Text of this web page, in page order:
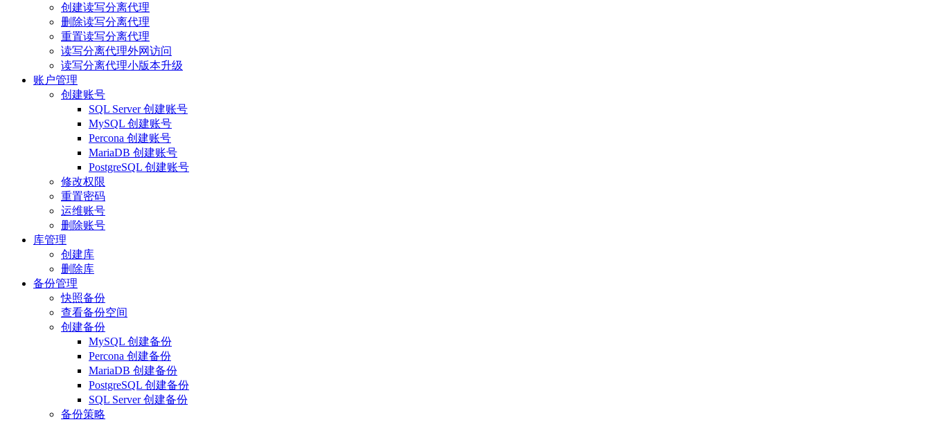
创建读写分离代理
删除读写分离代理
重置读写分离代理
读写分离代理外网访问
读写分离代理小版本升级
账户管理
创建账号
SQL Server 创建账号
MySQL 创建账号
Percona 创建账号
MariaDB 创建账号
PostgreSQL 创建账号
修改权限
重置密码
运维账号
删除账号
库管理
创建库
删除库
备份管理
快照备份
查看备份空间
创建备份
MySQL 创建备份
Percona 创建备份
MariaDB 创建备份
PostgreSQL 创建备份
SQL Server 创建备份
备份策略